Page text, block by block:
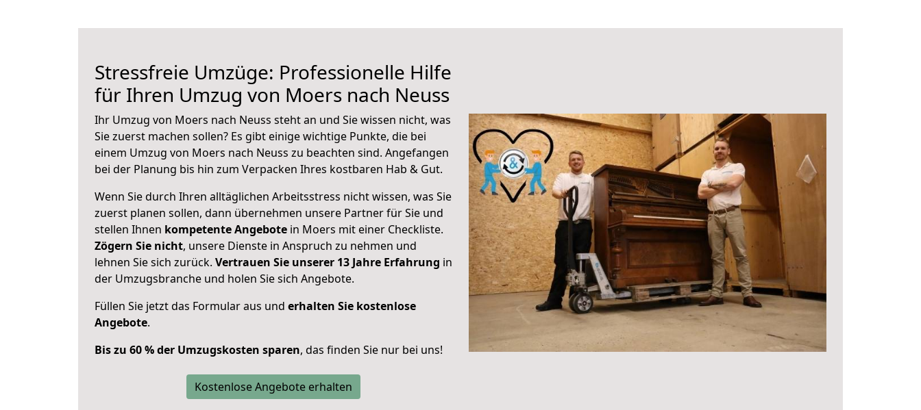
Stressfreie Umzüge: Professionelle Hilfe
für Ihren Umzug von Moers nach Neuss
Ihr Umzug von Moers nach Neuss steht an und Sie wissen nicht, was
Sie zuerst machen sollen? Es gibt einige wichtige Punkte, die bei
einem Umzug von Moers nach Neuss zu beachten sind. Angefangen
bei der Planung bis hin zum Verpacken Ihres kostbaren Hab & Gut.
Wenn Sie durch Ihren alltäglichen Arbeitsstress nicht wissen, was Sie
zuerst planen sollen, dann übernehmen unsere Partner für Sie und
stellen Ihnen kompetente Angebote in Moers mit einer Checkliste.
Zögern Sie nicht, unsere Dienste in Anspruch zu nehmen und
lehnen Sie sich zurück. Vertrauen Sie unserer 13 Jahre Erfahrung in
der Umzugsbranche und holen Sie sich Angebote.
Füllen Sie jetzt das Formular aus und erhalten Sie kostenlose
Angebote.
Bis zu 60 % der Umzugskosten sparen, das finden Sie nur bei uns!
Kostenlose Angebote erhalten